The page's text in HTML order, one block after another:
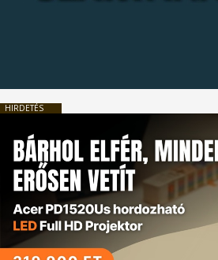
HIRDETÉS